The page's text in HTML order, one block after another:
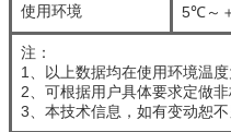
使用环境 5℃～
注：
1、以上数据均在使用环境
2、可根据用户具体要求定做
3、本技术信息，如有变动恕